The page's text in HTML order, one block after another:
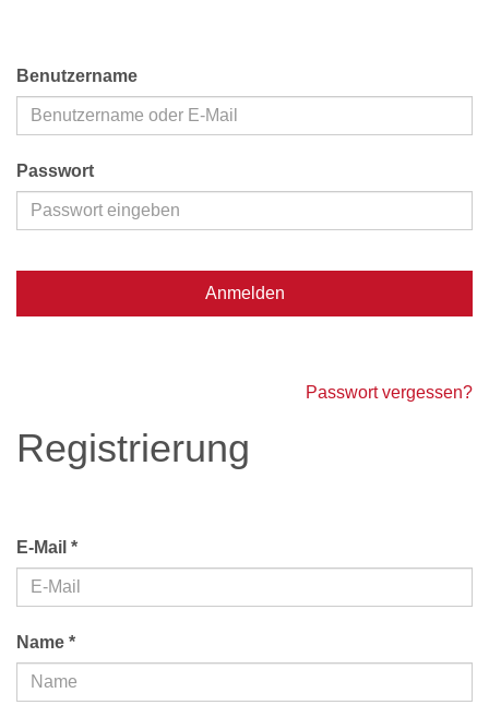
Benutzername
Passwort
Anmelden
Passwort vergessen?
Registrierung
E-Mail *
Name *